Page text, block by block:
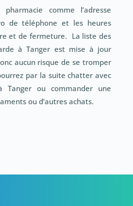
comme l’adresse
de téléphone et les heures
et de fermeture. La liste des
à Tanger est mise à jour
aucun risque de se tromper
par la suite chatter avec
Tanger ou commander une
ou d’autres achats.